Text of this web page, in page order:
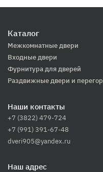
Каталог
Межкомнатные двери
Входные двери
Фурнитура для дверей
Раздвижные двери и
Наши контакты
+7 (3822) 479-724
+7 (991) 391-67-48
dveri905@yandex.ru
Наш адрес